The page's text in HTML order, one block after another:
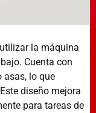
la máquina
Cuenta con
asas, lo que
diseño mejora
para tareas de